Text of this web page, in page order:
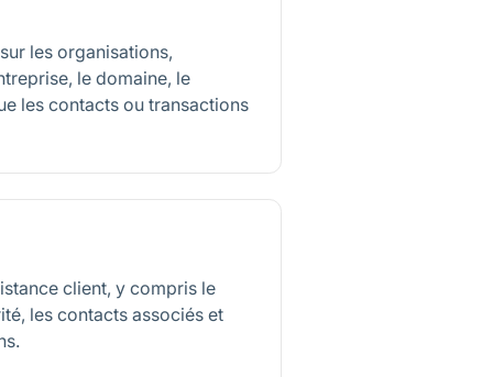
les organisations,
le domaine, le
les contacts ou transactions
client, y compris le
les contacts associés et